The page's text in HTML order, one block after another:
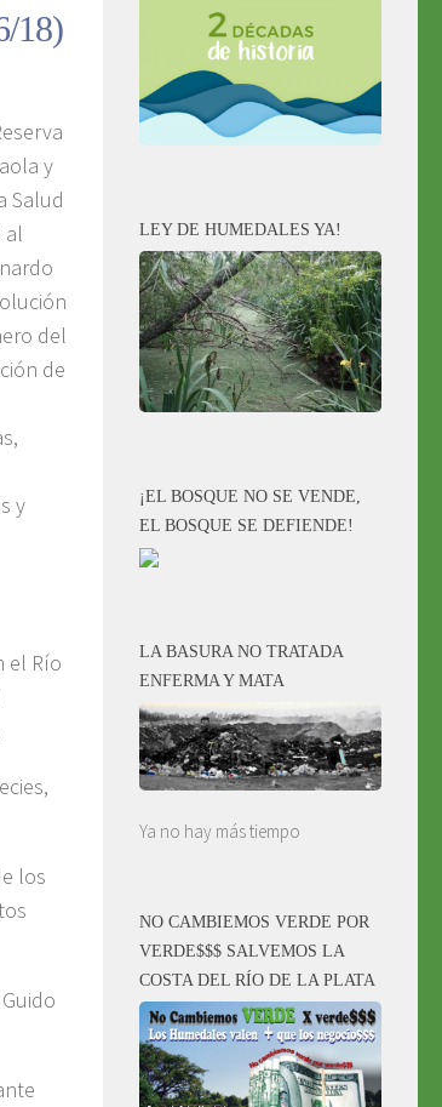
18)
y
Salud
al
del
de
y
el Río
los
LEY DE HUMEDALES YA!
¡EL BOSQUE NO SE VENDE,
EL BOSQUE SE DEFIENDE!
LA BASURA NO TRATADA
ENFERMA Y MATA
Ya no hay más tiempo
NO CAMBIEMOS VERDE POR
VERDE$$$ SALVEMOS LA
COSTA DEL RÍO DE LA PLATA